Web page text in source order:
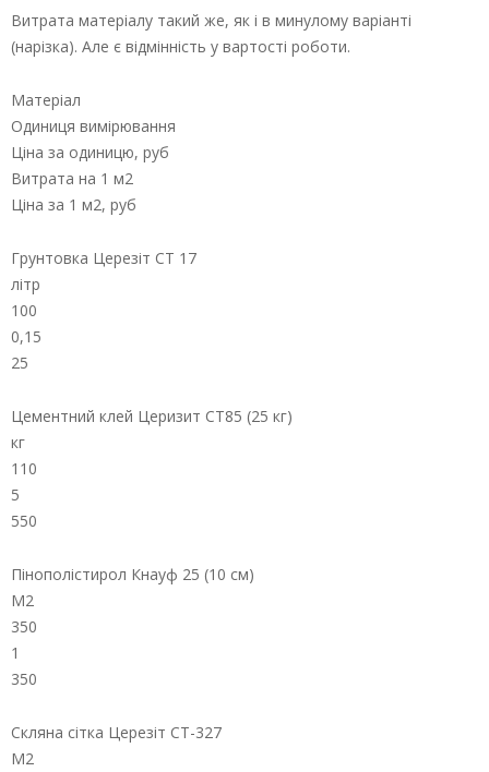
Витрата матеріалу такий же, як і в минулому варіанті
(нарізка). Але є відмінність у вартості роботи.
Матеріал
Одиниця вимірювання
Ціна за одиницю, руб
Витрата на 1 м2
Ціна за 1 м2, руб
Грунтовка Церезіт СТ 17
літр
100
0,15
25
Цементний клей Церизит СТ85 (25 кг)
кг
110
5
550
Пінополістирол Кнауф 25 (10 см)
М2
350
1
350
Скляна сітка Церезіт СТ-327
М2